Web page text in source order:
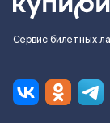
Сервис билетных